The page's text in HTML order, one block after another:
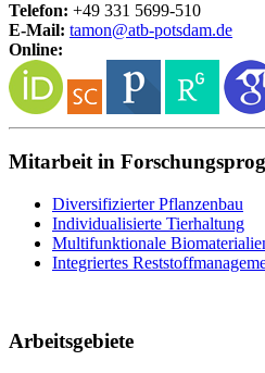
Telefon: +49 331 5699-510
E-Mail: tamon@atb-potsdam.de
Online:
Mitarbeit in
Diversifizierter Pflanzenbau
Individualisierte Tierhaltung
Multifunktionale
Integriertes
Arbeitsgebiete